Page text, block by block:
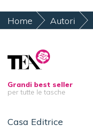
Home Autori
Grandi best seller
per tutte le tasche
Casa Editrice